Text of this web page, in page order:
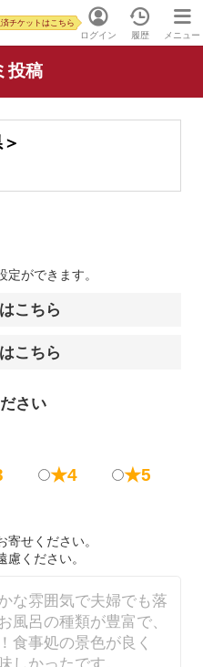
ログイン
チケットはこちら
履歴 メニュー
投稿
ができます。
こちら
こちら
さい
★4 ★5
せください。
ください。